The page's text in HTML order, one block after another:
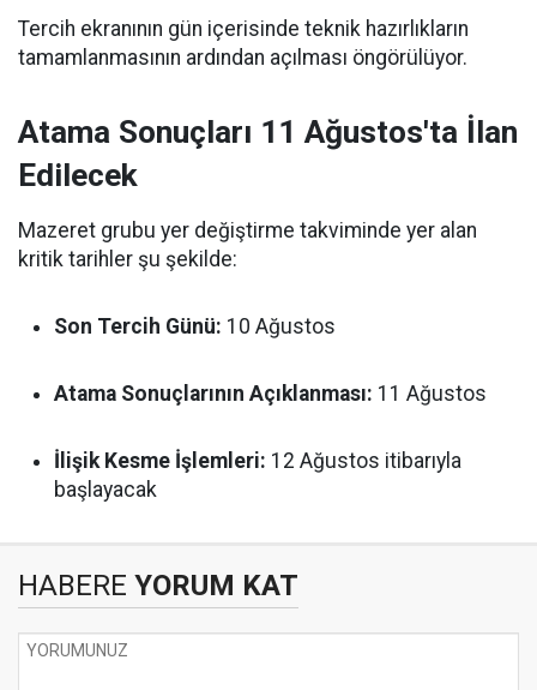
Tercih ekranının gün içerisinde teknik hazırlıkların
tamamlanmasının ardından açılması öngörülüyor.
Atama Sonuçları 11 Ağustos'ta İlan
Edilecek
Mazeret grubu yer değiştirme takviminde yer alan
kritik tarihler şu şekilde:
Son Tercih Günü: 10 Ağustos
Atama Sonuçlarının Açıklanması: 11 Ağustos
İlişik Kesme İşlemleri: 12 Ağustos itibarıyla
başlayacak
HABERE YORUM KAT